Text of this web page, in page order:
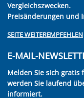
Vergleichszwecken.
Preisänderungen und
SEITE WEITEREMPFEHLEN
E-MAIL-
Melden Sie sich gratis
werden Sie laufend
informiert.